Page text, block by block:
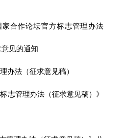
合作论坛官方标志管理办法
意见的通知
办法（征求意见稿）
志管理办法（征求意见稿）》